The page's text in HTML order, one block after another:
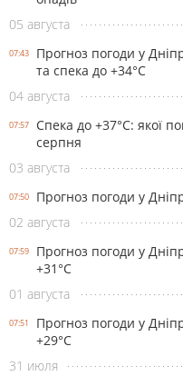
05 августа
07:43
Прогноз погоди у
та спека до +34°С
04 августа
07:57
Спека до +37°С: якої
серпня
03 августа
07:50
Прогноз погоди у
02 августа
07:59
Прогноз погоди у
+31°С
01 августа
07:51
Прогноз погоди у
+29°С
31 июля